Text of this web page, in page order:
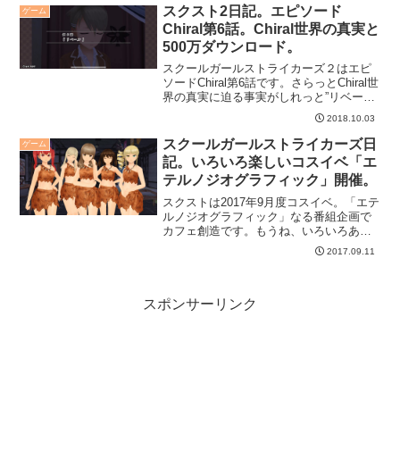
ゲーム
スクスト2日記。エピソード
Chiral第6話。Chiral世界の真実と
500万ダウンロード。
スクールガールストライカーズ２はエピ
ソードChiral第6話です。さらっとChiral世
界の真実に迫る事実がしれっと”リベー
ル”されてきましたね。以下、ネタバレあ
りますので、これから楽しみたい方は見
ないことをオススメします。ご自身でプ
レイし...
2018.10.03
ゲーム
スクールガールストライカーズ日
記。いろいろ楽しいコスイベ「エ
テルノジオグラフィック」開催。
スクストは2017年9月度コスイベ。「エテ
ルノジオグラフィック」なる番組企画で
カフェ創造です。もうね、いろいろあり
すぎて面白すぎるイベントでした。2017.09.11
スポンサーリンク